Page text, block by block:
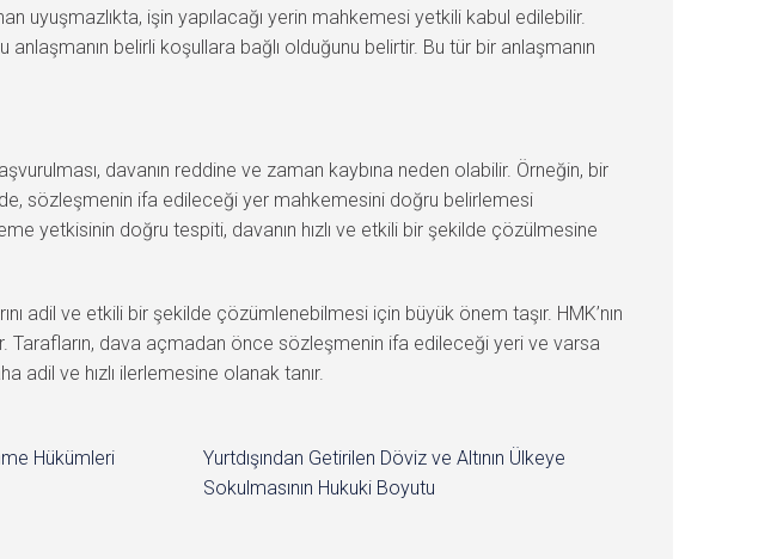
uyuşmazlıkta, işin yapılacağı yerin mahkemesi yetkili kabul edilebilir.
belirli koşullara bağlı olduğunu belirtir. Bu tür bir anlaşmanın
davanın reddine ve zaman kaybına neden olabilir. Örneğin, bir
sözleşmenin ifa edileceği yer mahkemesini doğru belirlemesi
yetkisinin doğru tespiti, davanın hızlı ve etkili bir şekilde çözülmesine
adil ve etkili bir şekilde çözümlenebilmesi için büyük önem taşır. HMK’nın
Tarafların, dava açmadan önce sözleşmenin ifa edileceği yeri ve varsa
adil ve hızlı ilerlemesine olanak tanır.
Hükümleri
Yurtdışından Getirilen Döviz ve Altının Ülkeye
Sokulmasının Hukuki Boyutu